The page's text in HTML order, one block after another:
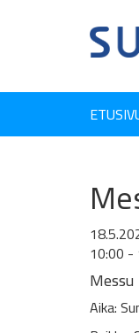
10:00 -
Messu
Aika: